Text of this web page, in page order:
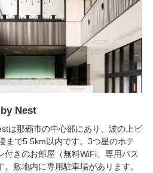
Nest
は那覇市の中心部にあり、波の上ビ
まで5.5km以内です。3つ星のホテ
付きのお部屋（無料WiFi、専用バス
敷地内に専用駐車場があります。